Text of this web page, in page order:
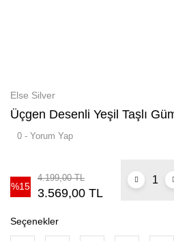
Else Silver
Üçgen Desenli Yeşil Taşlı
0 - Yorum Yap
%15
4.199,00 TL
3.569,00 TL
Seçenekler